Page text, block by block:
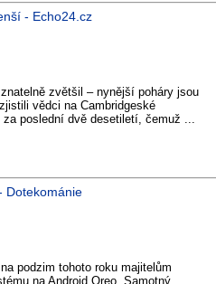
- Echo24.cz
zvětšil – nynější poháry jsou
vědci na Cambridgeské
poslední dvě desetiletí, čemuž ...
Dotekománie
podzim tohoto roku majitelům
na Android Oreo. Samotný